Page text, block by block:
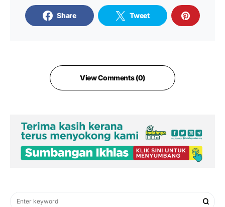
Share Tweet
View Comments (0)